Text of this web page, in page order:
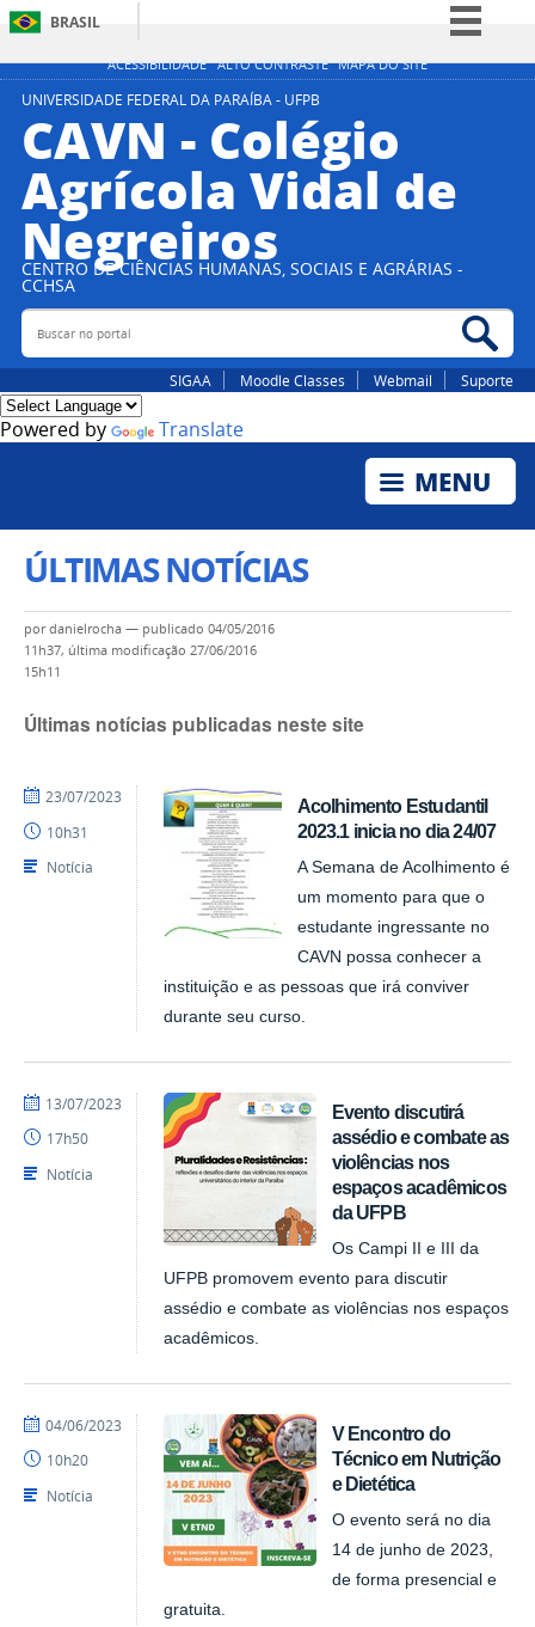
ACESSIBILIDADE ALTO CONTRASTE MAPA DO SITE
BRASIL
Simplifique!
Participe
Acesso à informação
Legislação
UNIVERSIDADE FEDERAL DA PARAÍBA - UFPB
CAVN - Colégio
Agrícola Vidal de
Negreiros
CENTRO DE CIÊNCIAS HUMANAS, SOCIAIS E AGRÁRIAS -
CCHSA
Buscar no portal
SIGAA Moodle Classes Webmail Suporte
Powered by Translate
ÚLTIMAS NOTÍCIAS
pordanielrocha — publicado 04/05/2016
11h37, última modificação 27/06/2016
15h11
Últimas notícias publicadas neste site
Acolhimento Estudantil
2023.1 inicia no dia 24/07
A Semana de Acolhimento é
um momento para que o
estudante ingressante no
CAVN possa conhecer a
instituição e as pessoas que irá conviver
durante seu curso.
por
publicado
23/07/2023
10h31
Notícia
Evento discutirá
assédio e combate as
violências nos
espaços acadêmicos
da UFPB
Os Campi II e III da
UFPB promovem evento para discutir
assédio e combate as violências nos espaços
acadêmicos.
por
publicado
13/07/2023
17h50
Notícia
V Encontro do
Técnico em Nutrição
e Dietética
O evento será no dia
14 de junho de 2023,
de forma presencial e
gratuita.
por
publicado
04/06/2023
10h20
Notícia